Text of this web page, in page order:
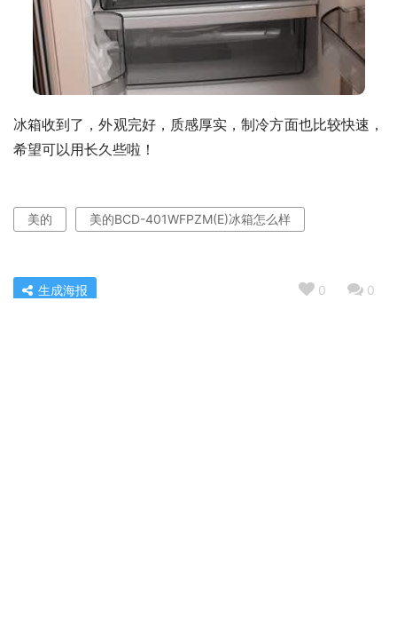
冰箱收到了，外观完好，质感厚实，制冷方面也比较快速，
希望可以用长久些啦！
美的 美的BCD-401WFPZM(E)冰箱怎么样
0 0
生成海报